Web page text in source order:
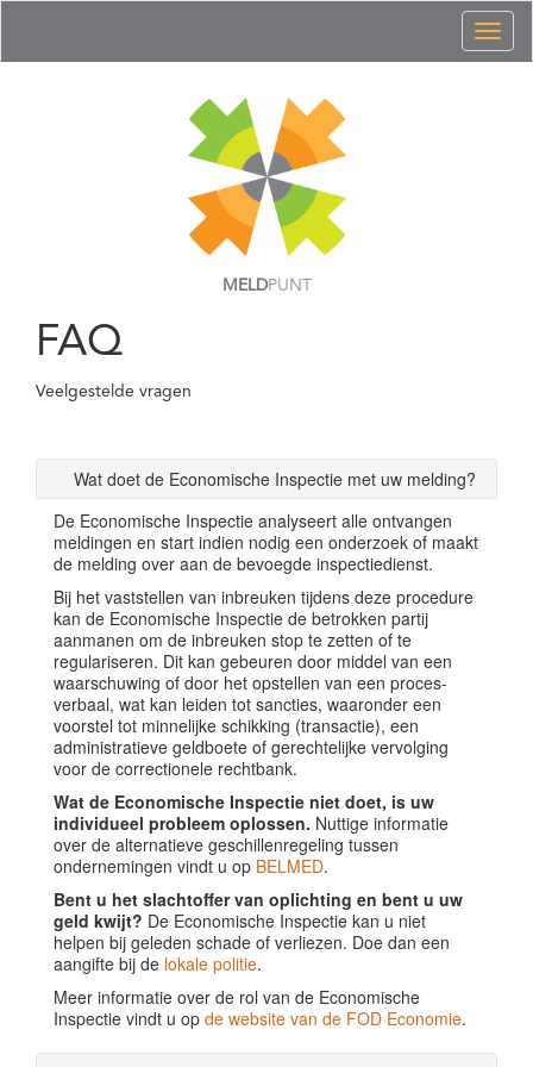
MELDPUNT
FAQ
Veelgestelde vragen
Wat doet de Economische Inspectie met uw melding?
De Economische Inspectie analyseert alle ontvangen
meldingen en start indien nodig een onderzoek of maakt
de melding over aan de bevoegde inspectiedienst.
Bij het vaststellen van inbreuken tijdens deze procedure
kan de Economische Inspectie de betrokken partij
aanmanen om de inbreuken stop te zetten of te
regulariseren. Dit kan gebeuren door middel van een
waarschuwing of door het opstellen van een proces-
verbaal, wat kan leiden tot sancties, waaronder een
voorstel tot minnelijke schikking (transactie), een
administratieve geldboete of gerechtelijke vervolging
voor de correctionele rechtbank.
Wat de Economische Inspectie niet doet, is uw
individueel probleem oplossen. Nuttige informatie
over de alternatieve geschillenregeling tussen
ondernemingen vindt u op BELMED.
Bent u het slachtoffer van oplichting en bent u uw
geld kwijt? De Economische Inspectie kan u niet
helpen bij geleden schade of verliezen. Doe dan een
aangifte bij de lokale politie.
Meer informatie over de rol van de Economische
Inspectie vindt u op de website van de FOD Economie.